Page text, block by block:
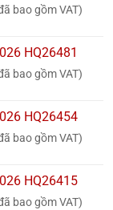
bao gồm VAT)
HQ26481
bao gồm VAT)
HQ26454
bao gồm VAT)
HQ26415
bao gồm VAT)